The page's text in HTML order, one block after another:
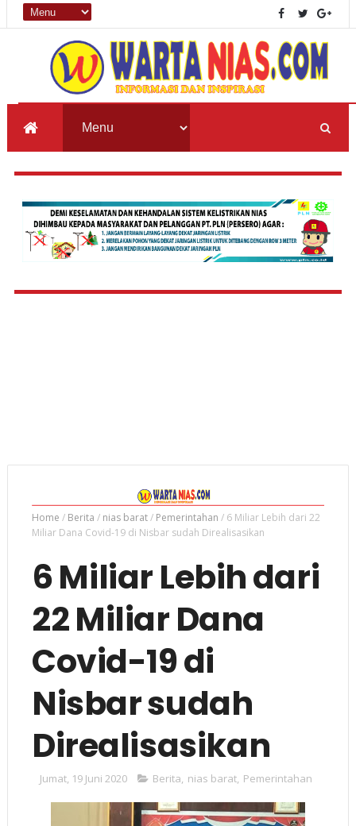
Home / Berita / nias barat/ Pemerintahan / 6 Miliar Lebih dari 22
Miliar Dana Covid-19 di Nisbar sudah Direalisasikan
6 Miliar Lebih dari
22 Miliar Dana
Covid-19 di
Nisbar sudah
Direalisasikan
Jumat, 19 Juni 2020 Berita, nias barat, Pemerintahan